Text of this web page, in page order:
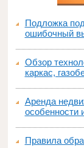
Подложка
ошибочный
Обзор
каркас,
Аренда
особенности
Правила